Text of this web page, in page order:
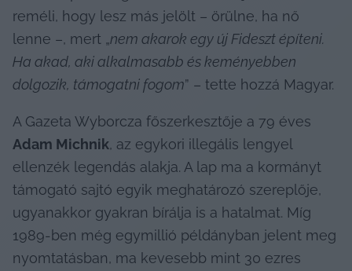
reméli, hogy lesz más jelölt – örülne, ha nő
lenne –, mert „nem akarok egy új Fideszt építeni.
Ha akad, aki alkalmasabb és keményebben
dolgozik, támogatni fogom” – tette hozzá Magyar.
Adam Michnik, az egykori illegális lengyel
ellenzék legendás alakja. A lap ma a kormányt
támogató sajtó egyik meghatározó szereplője,
ugyanakkor gyakran bírálja is a hatalmat. Míg
1989-ben még egymillió példányban jelent meg
nyomtatásban, ma kevesebb mint 30 ezres